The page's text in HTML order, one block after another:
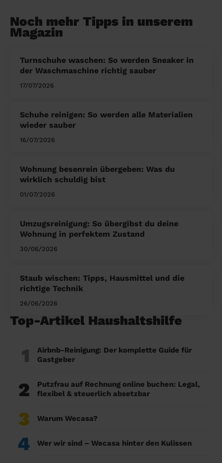
Noch mehr Tipps in unserem
Magazin
Turnschuhe waschen: So werden Sneaker in
der Waschmaschine richtig sauber
17/07/2026
Schuhe reinigen: So werden alle Materialien
wieder sauber
16/07/2026
Wohnung besenrein übergeben: Was du
wirklich schuldig bist
01/07/2026
Umzugsreinigung: So übergibst du deine
Wohnung in perfektem Zustand
30/06/2026
Staub wischen: Tipps, Hausmittel und die
richtige Technik
26/06/2026
Top-Artikel Haushaltshilfe
1
Airbnb-Reinigung: Der komplette Guide für
Gastgeber
2
Putzfrau auf Rechnung online buchen: Legal,
flexibel & steuerlich absetzbar
3 Warum Wecasa?
4 Wer wir sind – Wecasa hinter den Kulissen